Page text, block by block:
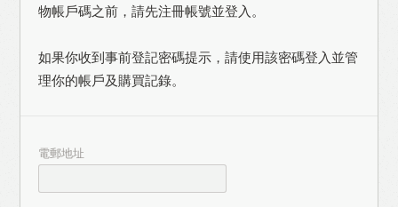
物帳戶碼之前，請先注冊帳號並登入。
如果你收到事前登記密碼提示，請使用該密碼登入並管
理你的帳戶及購買記錄。
電郵地址